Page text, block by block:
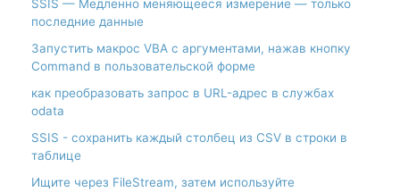
SSIS — Медленно меняющееся измерение — только
последние данные
Запустить макрос VBA с аргументами, нажав кнопку
Command в пользовательской форме
как преобразовать запрос в URL-адрес в службах
odata
SSIS - сохранить каждый столбец из CSV в строки в
таблице
Ищите через FileStream, затем используйте